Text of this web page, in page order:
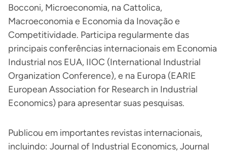
Bocconi, Microeconomia, na Cattolica,
Macroeconomia e Economia da Inovação e
Competitividade. Participa regularmente das
principais conferências internacionais em Economia
Industrial nos EUA, IIOC (International Industrial
Organization Conference), e na Europa (EARIE
European Association for Research in Industrial
Economics) para apresentar suas pesquisas.
Publicou em importantes revistas internacionais,
incluindo: Journal of Industrial Economics, Journal